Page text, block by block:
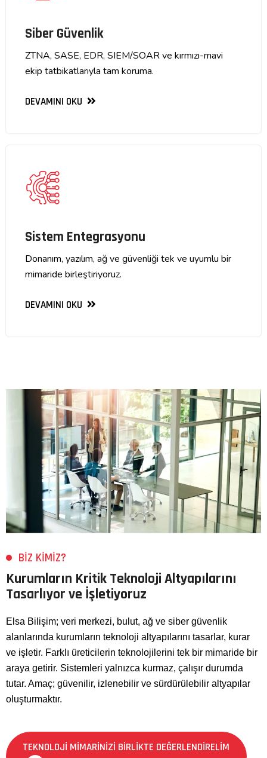
Siber Güvenlik
ZTNA, SASE, EDR, SIEM/SOAR ve kırmızı-mavi
ekip tatbikatlarıyla tam koruma.
DEVAMINI OKU
Sistem Entegrasyonu
Donanım, yazılım, ağ ve güvenliği tek ve uyumlu bir
mimaride birleştiriyoruz.
DEVAMINI OKU
BIZ KIMIZ?
Kurumların Kritik Teknoloji Altyapılarını
Tasarlıyor ve İşletiyoruz
Elsa Bilişim; veri merkezi, bulut, ağ ve siber güvenlik
alanlarında kurumların teknoloji altyapılarını tasarlar, kurar
ve işletir. Farklı üreticilerin teknolojilerini tek bir mimaride bir
araya getirir. Sistemleri yalnızca kurmaz, çalışır durumda
tutar. Amaç; güvenilir, izlenebilir ve sürdürülebilir altyapılar
oluşturmaktır.
TEKNOLOJI MIMARINIZI BIRLIKTE DEĞERLENDIRELIM